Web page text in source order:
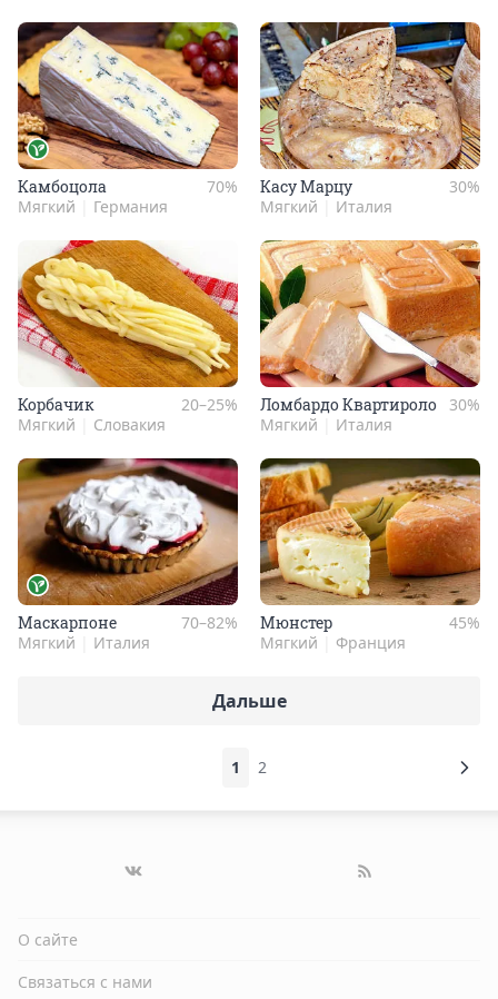
Кам­бо­цола
70%
Мягкий
Германия
Касу Мар­цу
30%
Мягкий
Италия
Кор­ба­чик
20–25%
Мягкий
Словакия
Лом­бардо Квар­ти­роло
30%
Мягкий
Италия
Мас­карпо­не
70–82%
Мягкий
Италия
Мюн­стер
45%
Мягкий
Франция
Дальше
1 2
О сайте
Связаться с нами